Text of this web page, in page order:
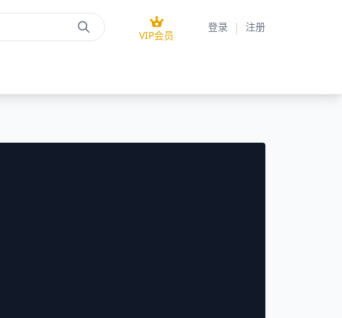
VIP会员
登录 | 注册